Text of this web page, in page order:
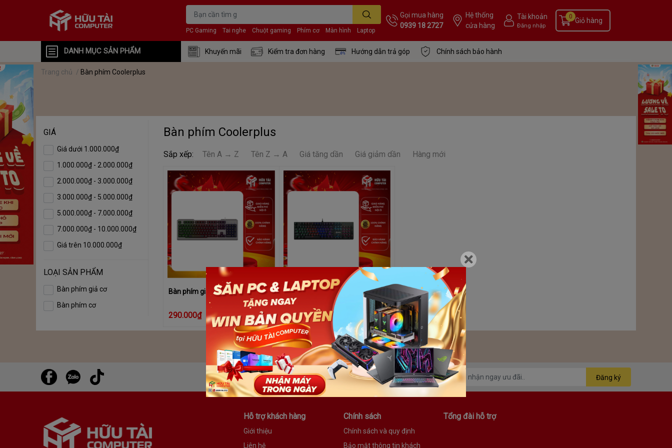
PC Gaming Tai nghe Chuột gaming Phím cơ Màn hình Laptop
Gọi mua hàng
0939 18 2727
Hệ thống
cửa hàng
Tài khoản
Đăng nhập
Giỏ hàng
0
DANH MỤC SẢN PHẨM Khuyến mãi Kiểm tra đơn hàng Hướng dẫn trả góp Chính sách bảo hành
Trang chủ / Bàn phím Coolerplus
GIÁ
Giá dưới 1.000.000₫
1.000.000₫ - 2.000.000₫
2.000.000₫ - 3.000.000₫
3.000.000₫ - 5.000.000₫
5.000.000₫ - 7.000.000₫
7.000.000₫ - 10.000.000₫
Giá trên 10.000.000₫
LOẠI SẢN PHẨM
Bàn phím giả cơ
Bàn phím cơ
Bàn phím Coolerplus
Sắp xếp: Tên A → Z Tên Z → A Giá tăng dần Giá giảm dần Hàng mới
Bàn phím giả cơ FM-280G
290.000₫
Bàn phím cơ HERO G88
550.000₫
Bạn muốn nhận khuyến mãi? Đăng ký
ngay.
Đăng ký
Hỗ trợ khách hàng
Giới thiệu
Liên hệ
Chính sách
Chính sách và quy định
Bảo mật thông tin khách
Tổng đài hỗ trợ